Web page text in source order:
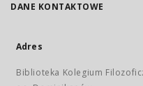
DANE KONTAKTOWE
Adres
Biblioteka Kolegium